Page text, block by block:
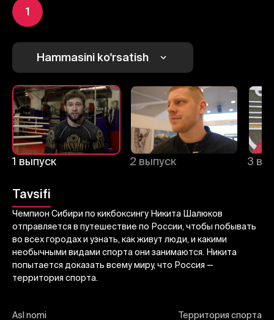
1
Hammasini ko'rsatish
1 выпуск 2 выпуск 3
Tavsifi
Чемпион Сибири по кикбоксингу Никита Шалюков
отправляется в путешествие по России, чтобы побывать
во всех городах и узнать, как живут люди, и какими
необычными видами спорта они занимаются. Никита
попытается доказать всему миру, что Россия —
территория спорта.
Asl nomi Территория спорта
Yuborish
Tizimga kirish